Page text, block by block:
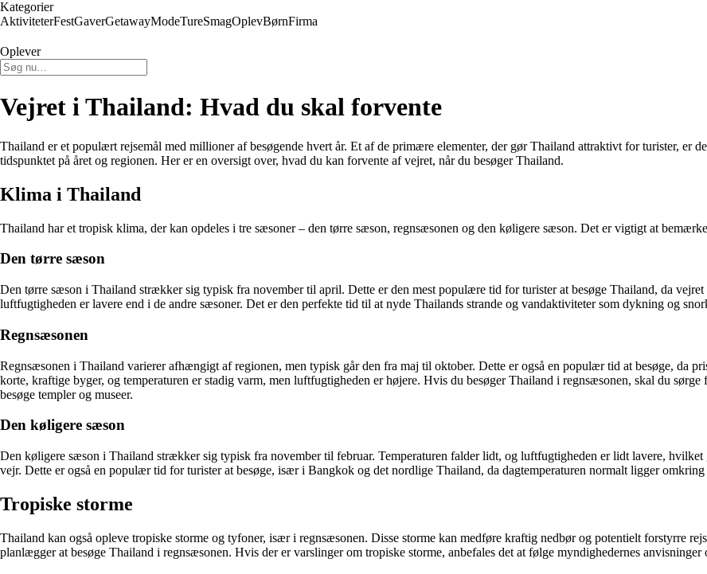
Kategorier
AktiviteterFestGaverGetawayModeTureSmagOplevBørnFirma
Oplever
Vejret i Thailand: Hvad du skal forvente
Thailand er et populært rejsemål med millioner af besøgende hvert år. Et af de primære elementer, der gør Thailand attraktivt for turister, er
tidspunktet på året og regionen. Her er en oversigt over, hvad du kan forvente af vejret, når du besøger Thailand.
Klima i Thailand
Thailand har et tropisk klima, der kan opdeles i tre sæsoner – den tørre sæson, regnsæsonen og den køligere sæson. Det er vigtigt at
Den tørre sæson
Den tørre sæson i Thailand strækker sig typisk fra november til april. Dette er den mest populære tid for turister at besøge Thailand, da
luftfugtigheden er lavere end i de andre sæsoner. Det er den perfekte tid til at nyde Thailands strande og vandaktiviteter som dykning og
Regnsæsonen
Regnsæsonen i Thailand varierer afhængigt af regionen, men typisk går den fra maj til oktober. Dette er også en populær tid at besøge, da
korte, kraftige byger, og temperaturen er stadig varm, men luftfugtigheden er højere. Hvis du besøger Thailand i regnsæsonen, skal du
besøge templer og museer.
Den køligere sæson
Den køligere sæson i Thailand strækker sig typisk fra november til februar. Temperaturen falder lidt, og luftfugtigheden er lidt lavere,
vejr. Dette er også en populær tid for turister at besøge, især i Bangkok og det nordlige Thailand, da dagtemperaturen normalt ligger omkring
Tropiske storme
Thailand kan også opleve tropiske storme og tyfoner, især i regnsæsonen. Disse storme kan medføre kraftig nedbør og potentielt forstyrre
planlægger at besøge Thailand i regnsæsonen. Hvis der er varslinger om tropiske storme, anbefales det at følge myndighedernes